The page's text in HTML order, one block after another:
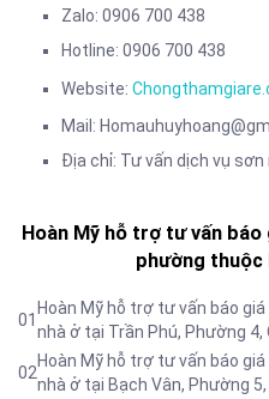
Zalo: 0906 700 438
Hotline: 0906 700 438
Website:
Mail:
Địa chỉ: Tư vấn dịch vụ sơn
Hoàn Mỹ hỗ trợ tư vấn
phường thuộc
01
Hoàn Mỹ hỗ trợ tư vấn báo
nhà ở tại Trần Phú, Phường 4,
02
Hoàn Mỹ hỗ trợ tư vấn báo
nhà ở tại Bạch Vân, Phường 5,